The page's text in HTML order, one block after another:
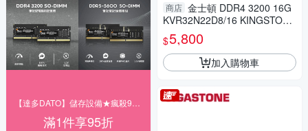
滿1件享95折
商店 金士頓 DDR4 3200 16G
KVR32N22D8/16 KINGSTON
桌上型 記憶體
$5,800
加入購物車